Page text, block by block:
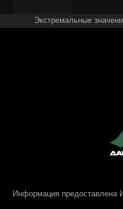
Экстремальные
Информация предоставлена